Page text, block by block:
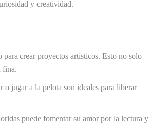
y creatividad.
crear proyectos artísticos. Esto no solo
fina.
o jugar a la pelota son ideales para liberar
puede fomentar su amor por la lectura y